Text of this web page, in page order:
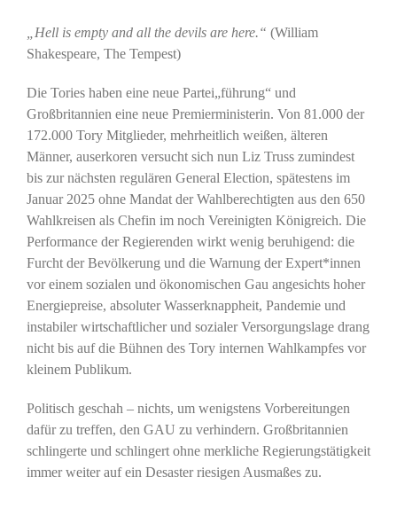
„Hell is empty and all the devils are here.“ (William
Shakespeare, The Tempest)
Die Tories haben eine neue Partei„führung“ und
Großbritannien eine neue Premierministerin. Von 81.000 der
172.000 Tory Mitglieder, mehrheitlich weißen, älteren
Männer, auserkoren versucht sich nun Liz Truss zumindest
bis zur nächsten regulären General Election, spätestens im
Januar 2025 ohne Mandat der Wahlberechtigten aus den 650
Wahlkreisen als Chefin im noch Vereinigten Königreich. Die
Performance der Regierenden wirkt wenig beruhigend: die
Furcht der Bevölkerung und die Warnung der Expert*innen
vor einem sozialen und ökonomischen Gau angesichts hoher
Energiepreise, absoluter Wasserknappheit, Pandemie und
instabiler wirtschaftlicher und sozialer Versorgungslage drang
nicht bis auf die Bühnen des Tory internen Wahlkampfes vor
kleinem Publikum.
Politisch geschah – nichts, um wenigstens Vorbereitungen
dafür zu treffen, den GAU zu verhindern. Großbritannien
schlingerte und schlingert ohne merkliche Regierungstätigkeit
immer weiter auf ein Desaster riesigen Ausmaßes zu.